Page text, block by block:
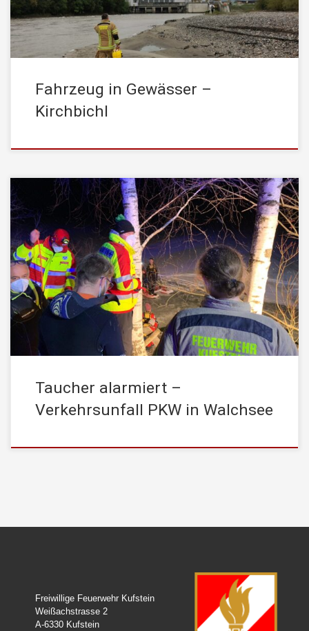
Zeugen […]
Fahrzeug in Gewässer –
Kirchbichl
Die STADTFEUERWEHR Kufstein wurde am Freitag, den
21.01.2022, um 22:03 Uhr zu einem Verkehrsunfall (PKW im
Wasser) in Walchsee zur Unterstützung mit der Taucherstaffel,
sowie den schweren Rüstfahrzeug (SRF) alarmiert. Ein PKW ist
aus noch ungeklärter Ursache von der Straße abgekommen und
anschließend in den Walchsee gestürzt, wo das Fahrzeug […]
Taucher alarmiert –
Verkehrsunfall PKW in Walchsee
Freiwillige Feuerwehr Kufstein
Weißachstrasse 2
A-6330 Kufstein